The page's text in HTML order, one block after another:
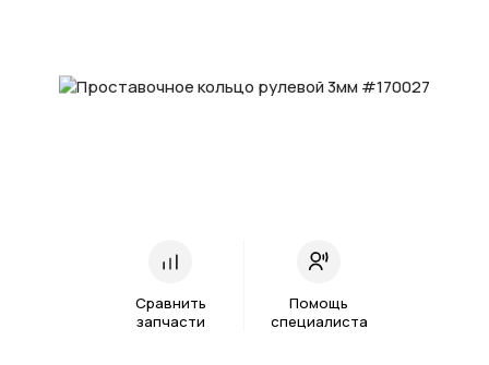
Сравнить
запчасти
Помощь
специалиста